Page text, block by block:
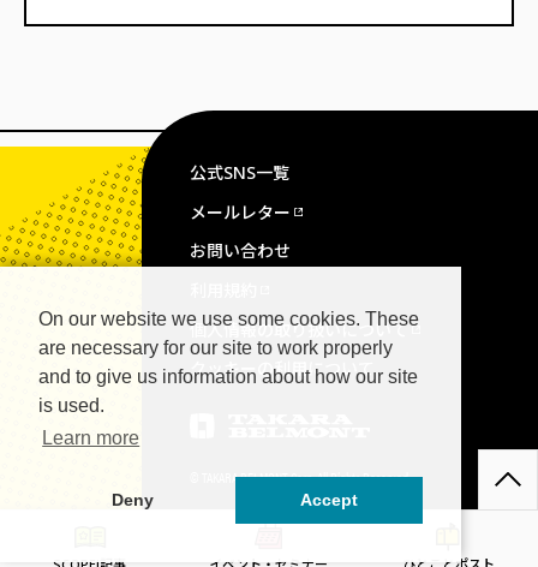
公式SNS一覧
メールレター
お問い合わせ
個人情報の取り扱いについて
クッキーの利用について
© TAKARA BELMONT Corp. All Rights Reserved.
On our website we use some cookies. These
are necessary for our site to work properly
and to give us information about how our site
is used.
Learn more
Deny Accept